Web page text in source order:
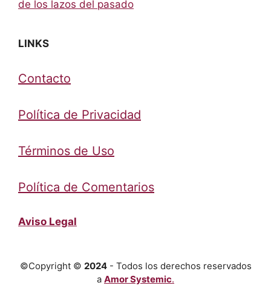
de los lazos del pasado
LINKS
Contacto
Política de Privacidad
Términos de Uso
Política de Comentarios
Aviso Legal
©Copyright © 2024- Todos los derechos reservados
a Amor Systemic.